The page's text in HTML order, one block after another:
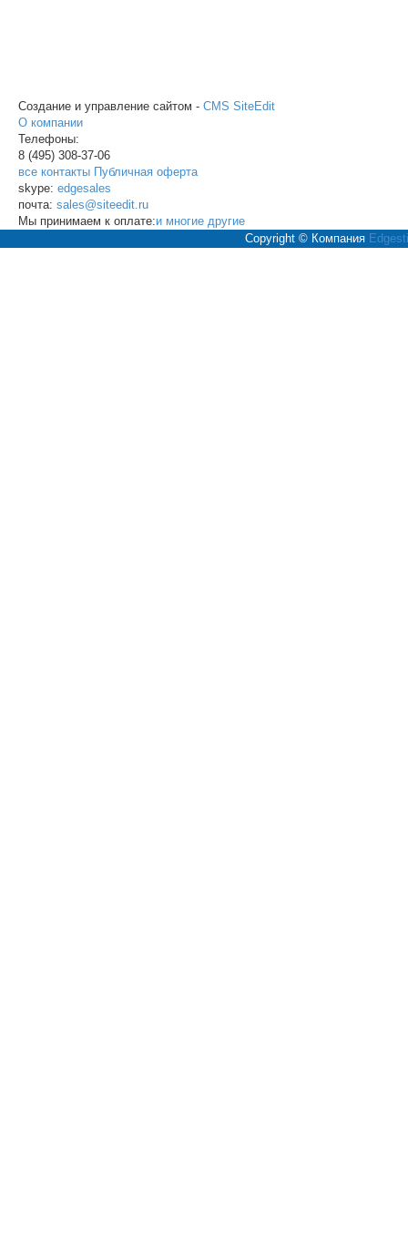
Создание и управление сайтом - CMS SiteEdit
О компании
Телефоны:
8 (495) 308-37-06
все контакты Публичная оферта
skype: edgesales
почта: sales@siteedit.ru
Мы принимаем к оплате:и многие другие
Copyright © Компания